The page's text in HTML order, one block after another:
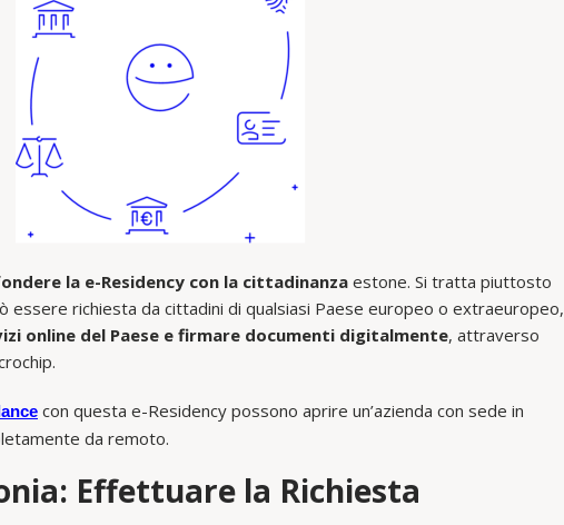
la e-Residency con la cittadinanza estone. Si tratta piuttosto
essere richiesta da cittadini di qualsiasi Paese europeo o extraeuropeo,
online del Paese e firmare documenti digitalmente, attraverso
con questa e-Residency possono aprire un’azienda con sede in
da remoto.
Effettuare la Richiesta